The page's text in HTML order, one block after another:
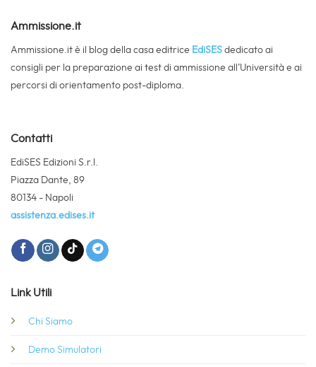
Ammissione.it
Ammissione.it è il blog della casa editrice EdiSES dedicato ai
consigli per la preparazione ai test di ammissione all’Università e ai
percorsi di orientamento post-diploma.
Contatti
EdiSES Edizioni S.r.l.
Piazza Dante, 89
80134 - Napoli
assistenza.edises.it
Link Utili
Chi Siamo
Demo Simulatori